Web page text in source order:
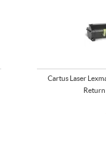
Cartus Laser